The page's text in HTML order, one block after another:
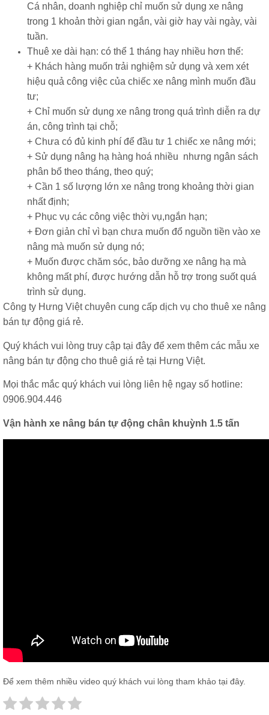
Cá nhân, doanh nghiệp chỉ muốn sử dụng xe nâng
trong 1 khoản thời gian ngắn, vài giờ hay vài ngày, vài
tuần.
Thuê xe dài hạn: có thể 1 tháng hay nhiều hơn thế:
+ Khách hàng muốn trải nghiệm sử dụng và xem xét
hiệu quả công việc của chiếc xe nâng mình muốn đầu
tư;
+ Chỉ muốn sử dụng xe nâng trong quá trình diễn ra dự
án, công trình tại chỗ;
+ Chưa có đủ kinh phí để đầu tư 1 chiếc xe nâng mới;
+ Sử dụng nâng hạ hàng hoá nhiều nhưng ngân sách
phân bổ theo tháng, theo quý;
+ Cần 1 số lượng lớn xe nâng trong khoảng thời gian
nhất định;
+ Phục vụ các công việc thời vụ,ngắn hạn;
+ Đơn giản chỉ vì bạn chưa muốn đổ nguồn tiền vào xe
nâng mà muốn sử dụng nó;
+ Muốn được chăm sóc, bảo dưỡng xe nâng hạ mà
không mất phí, được hướng dẫn hỗ trợ trong suốt quá
trình sử dụng.
Công ty Hưng Việt chuyên cung cấp dịch vụ cho thuê xe nâng
bán tự động giá rẻ.
Quý khách vui lòng truy cập tại đây để xem thêm các mẫu xe
nâng bán tự động cho thuê giá rẻ tại Hưng Việt.
Mọi thắc mắc quý khách vui lòng liên hệ ngay số hotline:
0906.904.446
Vận hành xe nâng bán tự động chân khuỳnh 1.5 tấn
Để xem thêm nhiều video quý khách vui lòng tham khảo tại đây.